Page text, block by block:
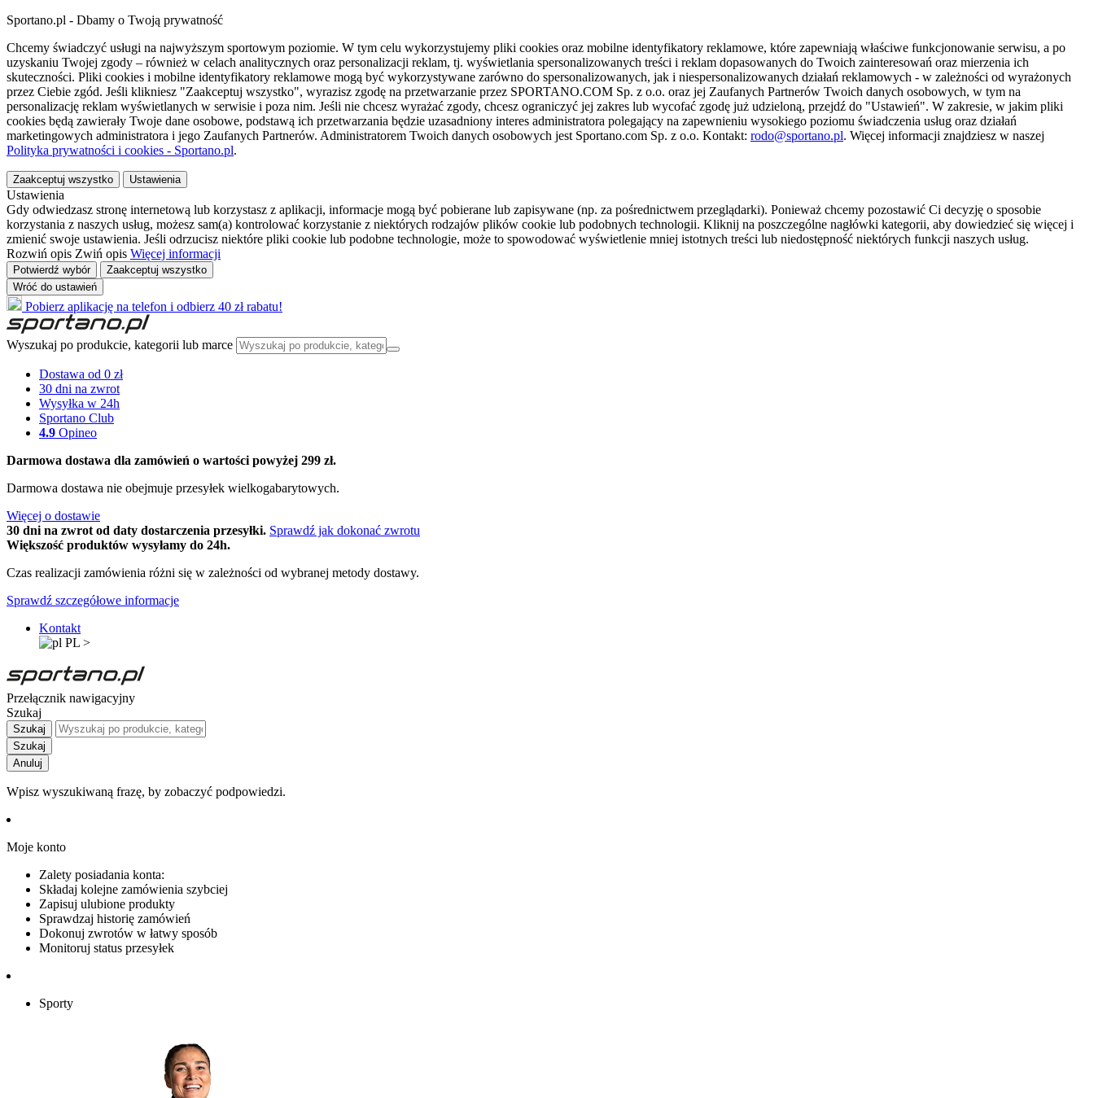
Sportano.pl - Dbamy o Twoją prywatność
Chcemy świadczyć usługi na najwyższym sportowym poziomie. W tym celu wykorzystujemy pliki cookies oraz mobilne identyfikatory reklamowe, które zapewniają właściwe funkcjonowanie serwisu, a po
uzyskaniu Twojej zgody – również w celach analitycznych oraz personalizacji reklam, tj. wyświetlania spersonalizowanych treści i reklam dopasowanych do Twoich zainteresowań oraz mierzenia ich
skuteczności. Pliki cookies i mobilne identyfikatory reklamowe mogą być wykorzystywane zarówno do spersonalizowanych, jak i niespersonalizowanych działań reklamowych - w zależności od wyrażonych
przez Ciebie zgód. Jeśli klikniesz "Zaakceptuj wszystko", wyrazisz zgodę na przetwarzanie przez SPORTANO.COM Sp. z o.o. oraz jej Zaufanych Partnerów Twoich danych osobowych, w tym na
personalizację reklam wyświetlanych w serwisie i poza nim. Jeśli nie chcesz wyrażać zgody, chcesz ograniczyć jej zakres lub wycofać zgodę już udzieloną, przejdź do "Ustawień". W zakresie, w jakim pliki
cookies będą zawierały Twoje dane osobowe, podstawą ich przetwarzania będzie uzasadniony interes administratora polegający na zapewnieniu wysokiego poziomu świadczenia usług oraz działań
marketingowych administratora i jego Zaufanych Partnerów. Administratorem Twoich danych osobowych jest Sportano.com Sp. z o.o. Kontakt: rodo@sportano.pl. Więcej informacji znajdziesz w naszej
Polityka prywatności i cookies - Sportano.pl.
Zaakceptuj wszystko Ustawienia
Ustawienia
Gdy odwiedzasz stronę internetową lub korzystasz z aplikacji, informacje mogą być pobierane lub zapisywane (np. za pośrednictwem przeglądarki). Ponieważ chcemy pozostawić Ci decyzję o sposobie
korzystania z naszych usług, możesz sam(a) kontrolować korzystanie z niektórych rodzajów plików cookie lub podobnych technologii. Kliknij na poszczególne nagłówki kategorii, aby dowiedzieć się więcej i
zmienić swoje ustawienia. Jeśli odrzucisz niektóre pliki cookie lub podobne technologie, może to spowodować wyświetlenie mniej istotnych treści lub niedostępność niektórych funkcji naszych usług.
Rozwiń opis Zwiń opis Więcej informacji
Potwierdź wybór
Zaakceptuj wszystko
Wróć do ustawień
Pobierz aplikację na telefon i odbierz 40 zł rabatu!
Wyszukaj po produkcie, kategorii lub marce
Dostawa od 0 zł
30 dni na zwrot
Wysyłka w 24h
Sportano Club
4.9 Opineo
Darmowa dostawa dla zamówień o wartości powyżej 299 zł.
Darmowa dostawa nie obejmuje przesyłek wielkogabarytowych.
Więcej o dostawie
30 dni na zwrot od daty dostarczenia przesyłki. Sprawdź jak dokonać zwrotu
Większość produktów wysyłamy do 24h.
Czas realizacji zamówienia różni się w zależności od wybranej metody dostawy.
Sprawdź szczegółowe informacje
Kontakt
PL >
Przełącznik nawigacyjny
Szukaj
Szukaj
Szukaj
Anuluj
Wpisz wyszukiwaną frazę, by zobaczyć podpowiedzi.
Moje konto
Zalety posiadania konta:
Składaj kolejne zamówienia szybciej
Zapisuj ulubione produkty
Sprawdzaj historię zamówień
Dokonuj zwrotów w łatwy sposób
Monitoruj status przesyłek
Sporty